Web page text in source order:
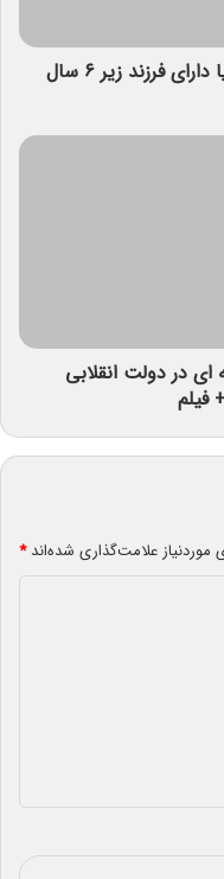
مجوز دورکاری مادران شاغل باردار یا دارای فرزند زیر ۶ سال
ای در دولت انقلابی
فیلم
علامت‌گذاری شده‌اند*